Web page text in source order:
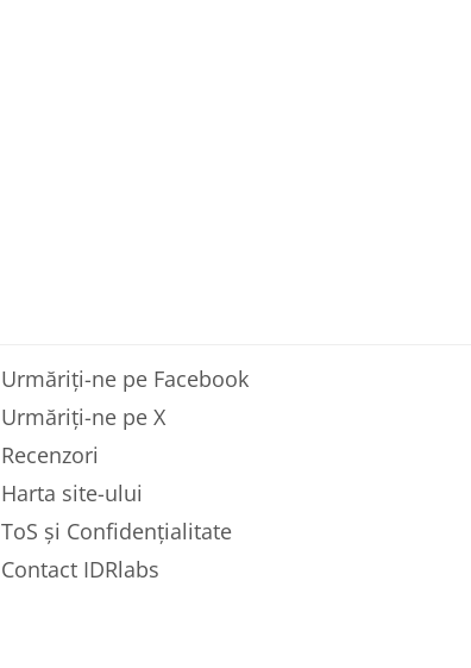
Urmăriți-ne pe Facebook
Urmăriți-ne pe X
Recenzori
Harta site-ului
ToS și Confidențialitate
Contact IDRlabs